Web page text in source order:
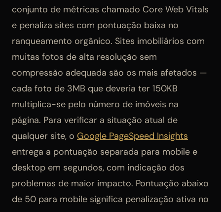
conjunto de métricas chamado Core Web Vitals
e penaliza sites com pontuação baixa no
ranqueamento orgânico. Sites imobiliários com
muitas fotos de alta resolução sem
compressão adequada são os mais afetados —
cada foto de 3MB que deveria ter 150KB
multiplica-se pelo número de imóveis na
página. Para verificar a situação atual de
qualquer site, o Google PageSpeed Insights
entrega a pontuação separada para mobile e
desktop em segundos, com indicação dos
problemas de maior impacto. Pontuação abaixo
de 50 para mobile significa penalização ativa no